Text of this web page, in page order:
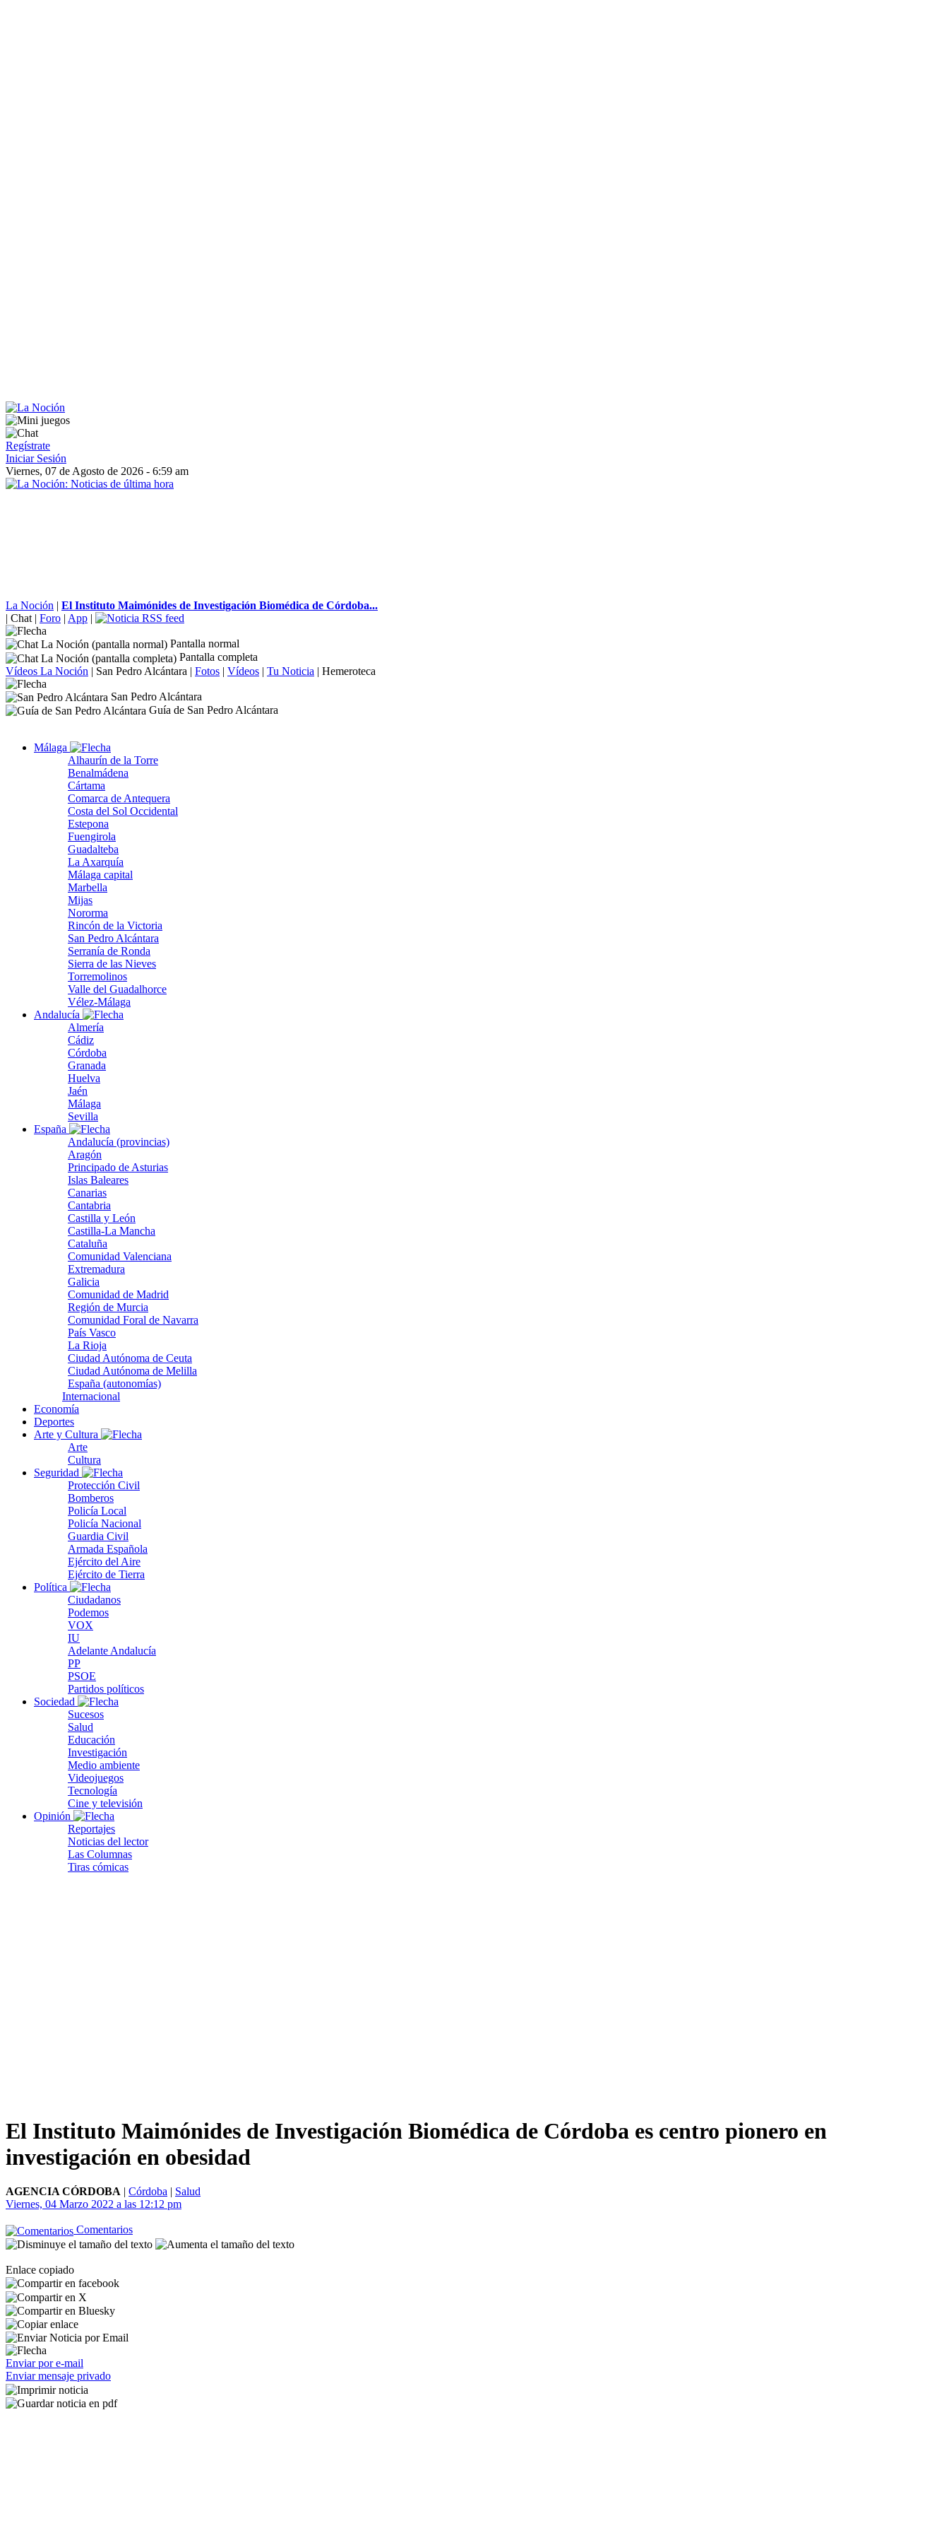
Regístrate
Iniciar Sesión
Viernes, 07 de Agosto de 2026 - 6:59 am
La Noción | El Instituto Maimónides de Investigación Biomédica de Córdoba...
| Chat | Foro | App |
Pantalla normal
Pantalla completa
Vídeos La Noción | San Pedro Alcántara | Fotos | Vídeos | Tu Noticia | Hemeroteca
San Pedro Alcántara
Guía de San Pedro Alcántara
Málaga
Alhaurín de la Torre
Benalmádena
Cártama
Comarca de Antequera
Costa del Sol Occidental
Estepona
Fuengirola
Guadalteba
La Axarquía
Málaga capital
Marbella
Mijas
Nororma
Rincón de la Victoria
San Pedro Alcántara
Serranía de Ronda
Sierra de las Nieves
Torremolinos
Valle del Guadalhorce
Vélez-Málaga
Andalucía
Almería
Cádiz
Córdoba
Granada
Huelva
Jaén
Málaga
Sevilla
España
Andalucía (provincias)
Aragón
Principado de Asturias
Islas Baleares
Canarias
Cantabria
Castilla y León
Castilla-La Mancha
Cataluña
Comunidad Valenciana
Extremadura
Galicia
Comunidad de Madrid
Región de Murcia
Comunidad Foral de Navarra
País Vasco
La Rioja
Ciudad Autónoma de Ceuta
Ciudad Autónoma de Melilla
España (autonomías)
Internacional
Economía
Deportes
Arte y Cultura
Arte
Cultura
Seguridad
Protección Civil
Bomberos
Policía Local
Policía Nacional
Guardia Civil
Armada Española
Ejército del Aire
Ejército de Tierra
Política
Ciudadanos
Podemos
VOX
IU
Adelante Andalucía
PP
PSOE
Partidos políticos
Sociedad
Sucesos
Salud
Educación
Investigación
Medio ambiente
Videojuegos
Tecnología
Cine y televisión
Opinión
Reportajes
Noticias del lector
Las Columnas
Tiras cómicas
El Instituto Maimónides de Investigación Biomédica de Córdoba es centro pionero en
investigación en obesidad
AGENCIA CÓRDOBA | Córdoba | Salud
Viernes, 04 Marzo 2022 a las 12:12 pm
Comentarios
Enlace copiado
Enviar por e-mail
Enviar mensaje privado